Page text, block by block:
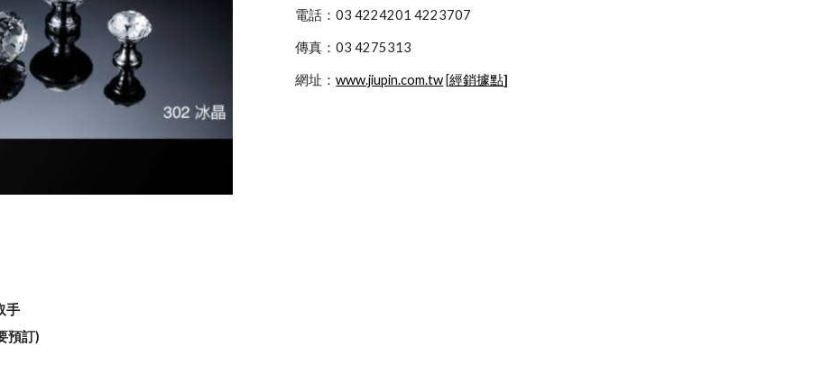
            電話：03 4224201 4223707
            傳真：03 4275313
            網址：
www.jiupin.com.tw [經銷據點]
手
預訂)